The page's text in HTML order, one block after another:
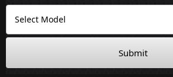
Submit